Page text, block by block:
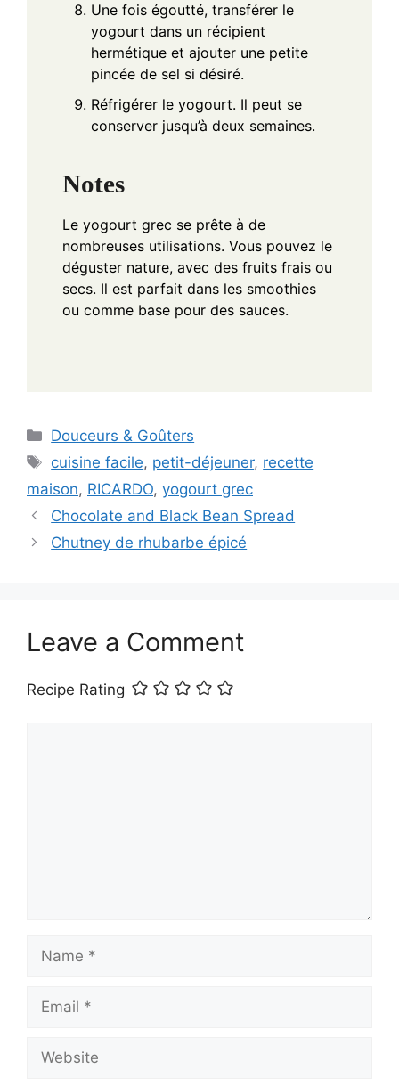
Une fois égoutté, transférer le
yogourt dans un récipient
hermétique et ajouter une petite
pincée de sel si désiré.
Réfrigérer le yogourt. Il peut se
conserver jusqu’à deux semaines.
Notes
Le yogourt grec se prête à de
nombreuses utilisations. Vous pouvez le
déguster nature, avec des fruits frais ou
secs. Il est parfait dans les smoothies
ou comme base pour des sauces.
Categories
Douceurs & Goûters
Tags
cuisine facile, petit-déjeuner, recette
maison, RICARDO, yogourt grec
Chocolate and Black Bean Spread
Chutney de rhubarbe épicé
Leave a Comment
Recipe Rating